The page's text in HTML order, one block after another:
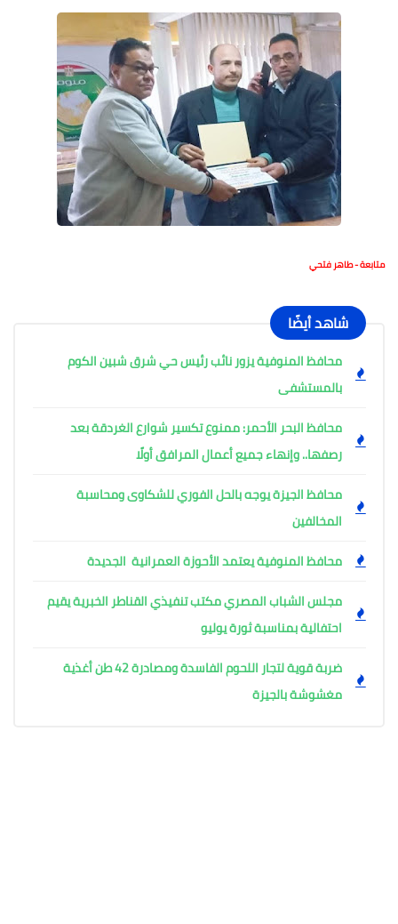
متابعة - طاهر فتحي
شاهد أيضًا
محافظ المنوفية يزور نائب رئيس حي شرق شبين الكوم
بالمستشفى
محافظ البحر الأحمر: ممنوع تكسير شوارع الغردقة بعد
رصفها.. وإنهاء جميع أعمال المرافق أولًا
محافظ الجيزة يوجه بالحل الفوري للشكاوى ومحاسبة
المخالفين
محافظ المنوفية يعتمد الأحوزة العمرانية الجديدة
مجلس الشباب المصري مكتب تنفيذي القناطر الخبرية يقيم
احتفالية بمناسبة ثورة يوليو
ضربة قوية لتجار اللحوم الفاسدة ومصادرة 42 طن أغذية
مغشوشة بالجيزة